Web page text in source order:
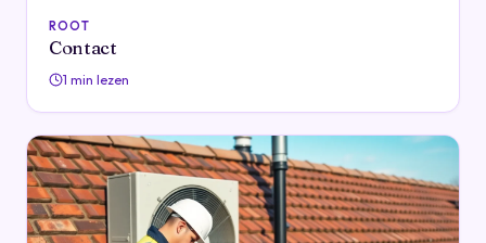
ROOT
Contact
1 min lezen